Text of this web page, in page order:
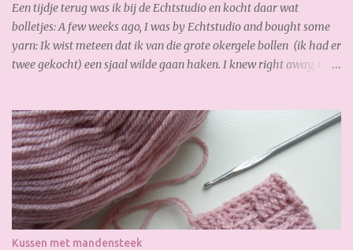
Een tijdje terug was ik bij de Echtstudio en kocht daar wat
bolletjes: A few weeks ago, I was by Echtstudio and bought some
yarn: Ik wist meteen dat ik van die grote okergele bollen (ik had er
twee gekocht) een sjaal wilde gaan haken. I knew right away, that
snel bij. De volgende dag had ik de nieuwe bollen al weer binnen,
zo fijn! Soon I noticed that I had too short, so I ordered online
quickly. The next day I received the new yarn already. Gisteren
legde ik de laatste hand aan mijn sjaal. Zoooo blij mee!!! Heerlijk
zacht en warm. Yesterday I finished my scarf. I like it very much!
So soft and warm. A lovely autumn scarf! Wil jij ook deze sjaal
maken? Je hebt nodig: 3,5 bol Special Stylecraft double knit 100 gr.
Kussen met mandensteek